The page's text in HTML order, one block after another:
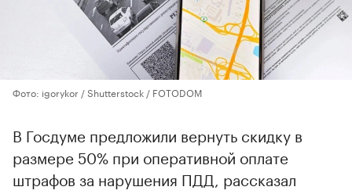
Фото: igorykor / Shutterstock / FOTODOM
В Госдуме предложили вернуть скидку в
размере 50% при оперативной оплате
штрафов за нарушения ПДД, рассказал